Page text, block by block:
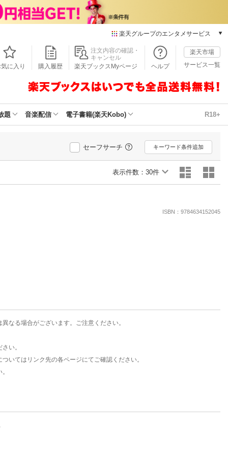
楽天グループのエンタメサービス
本/ゲーム/CD/DVD
楽天ブックス
楽天Kobo
動画配信
楽天TV
動画配信ガイド
気に入り 購入履歴
注文内容の確認・
キャンセル
楽天ブックスMyページ
ヘルプ
楽天市場
サービス一覧
題 音楽配信 電子書籍(楽天Kobo) R18+
セーフサーチ キーワード条件追加
表示件数： 30件
ISBN：9784634152045
なる場合がございます。ご注意ください。
い。
いてはリンク先の各ページにてご確認ください。